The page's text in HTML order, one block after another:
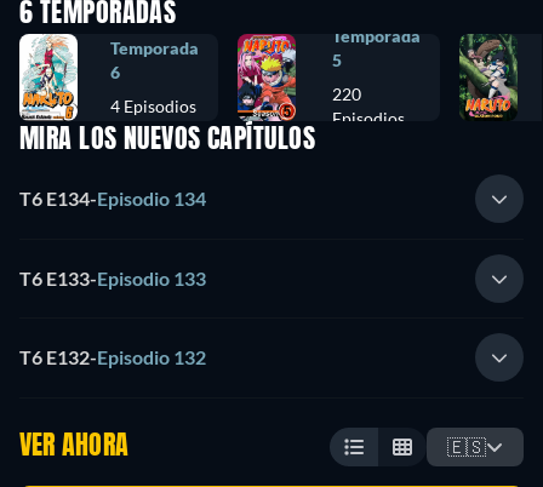
6 TEMPORADAS
Temporada
6
4 Episodios
Temporada
5
220
Episodios
MIRA LOS NUEVOS CAPÍTULOS
T6 E134-Episodio 134
T6 E133-Episodio 133
T6 E132-Episodio 132
VER AHORA 🇪🇸